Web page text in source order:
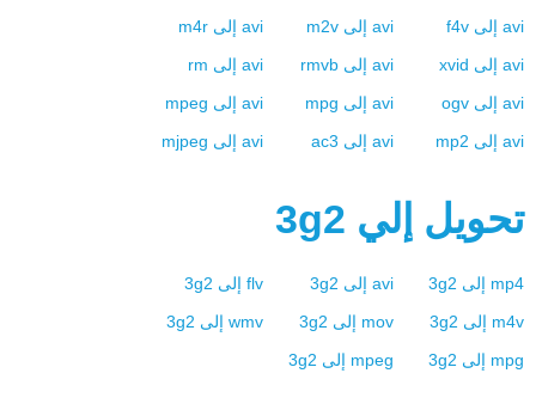
avi إلى f4v
avi إلى m2v
avi إلى m4r
avi إلى xvid
avi إلى rmvb
avi إلى rm
avi إلى ogv
avi إلى mpg
avi إلى mpeg
avi إلى mp2
avi إلى ac3
avi إلى mjpeg
تحويل إلي 3g2
mp4 إلى 3g2
avi إلى 3g2
flv إلى 3g2
m4v إلى 3g2
mov إلى 3g2
wmv إلى 3g2
mpg إلى 3g2
mpeg إلى 3g2